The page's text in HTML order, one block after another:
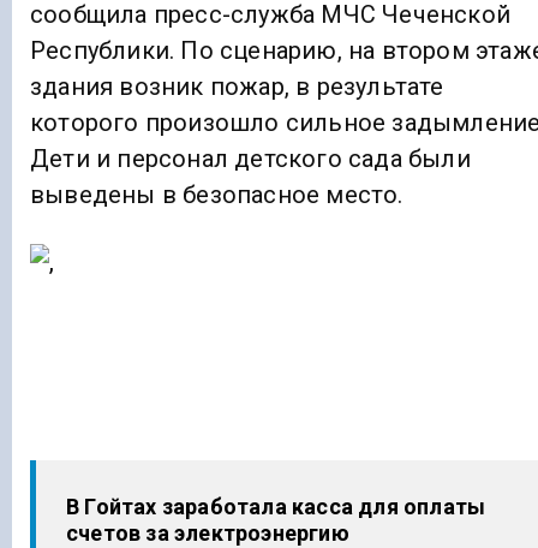
сообщила пресс-служба МЧС Чеченской
Республики. По сценарию, на втором
здания возник пожар, в результате
которого произошло сильное
Дети и персонал детского сада были
выведены в безопасное место.
В Гойтах заработала касса для оплаты
счетов за электроэнергию